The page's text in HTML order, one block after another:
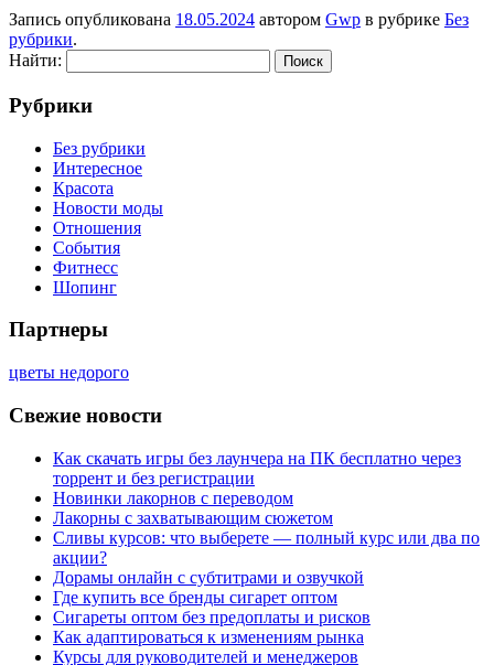
Запись опубликована 18.05.2024 автором Gwp в рубрике Без
рубрики.
Найти:
Рубрики
Без рубрики
Интересное
Красота
Новости моды
Отношения
События
Фитнесс
Шопинг
Партнеры
цветы недорого
Свежие новости
Как скачать игры без лаунчера на ПК бесплатно через
торрент и без регистрации
Новинки лакорнов с переводом
Лакорны с захватывающим сюжетом
Сливы курсов: что выберете — полный курс или два по
акции?
Дорамы онлайн с субтитрами и озвучкой
Где купить все бренды сигарет оптом
Сигареты оптом без предоплаты и рисков
Как адаптироваться к изменениям рынка
Курсы для руководителей и менеджеров